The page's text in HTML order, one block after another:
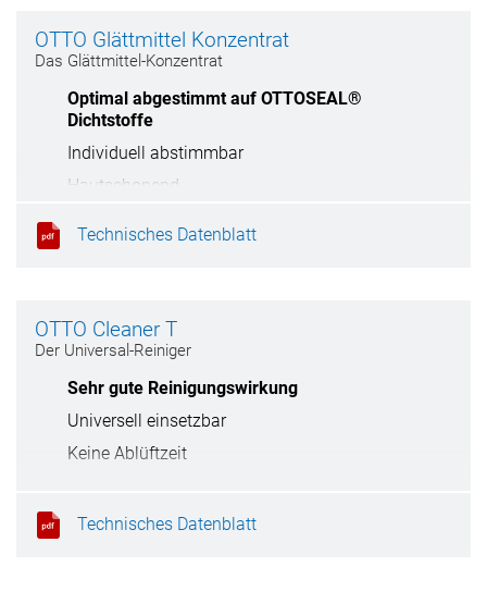
OTTO Glättmittel Konzentrat
Das Glättmittel-Konzentrat
Optimal abgestimmt auf OTTOSEAL®
Dichtstoffe
Individuell abstimmbar
Hautschonend
Technisches Datenblatt
OTTO Cleaner T
Der Universal-Reiniger
Sehr gute Reinigungswirkung
Universell einsetzbar
Keine Ablüftzeit
Technisches Datenblatt